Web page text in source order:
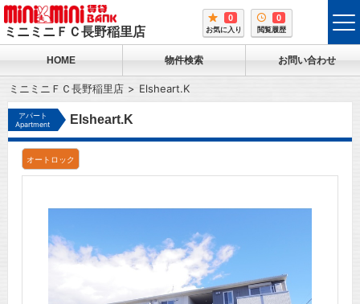
ミニミニＦＣ長野稲里店
0
お気に入り
0
閲覧履歴
HOME 物件検索 お問い合わせ
ミニミニＦＣ長野稲里店 Elsheart.K
アパート
Apartment
Elsheart.K
オートロック